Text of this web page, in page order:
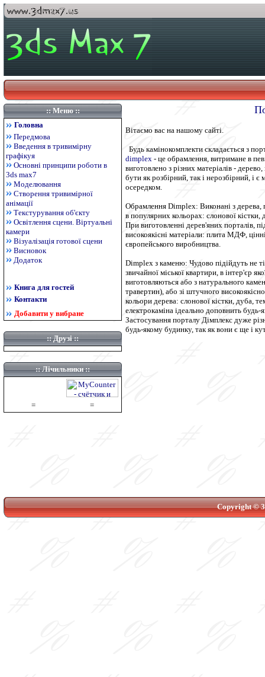
:: Меню ::
Головна
Передмова
Введення в тривимірну
графікуя
Основні принципи роботи в
3ds max7
Моделювання
Створення тривимірної
анімації
Текстурування об'єкту
Освітлення сцени. Віртуальні
камери
Візуалізація готової сцени
Висновок
Додаток
Книга для гостей
Контакти
Добавити у вибране
::Друзі::
:: Лічильники ::
= =
Вітаємо вас на нашому сайті.
Будь камінокомплекти складається з
dimplex - це обрамлення, витримане в
виготовлено з різних матеріалів -
бути як розбірний, так і нерозбірний, і
осередком.
Обрамлення Dimplex: Виконані з дерева,
в популярних кольорах: слонової
При виготовленні дерев'яних порталів,
високоякісні матеріали: плита МДФ,
європейського виробництва.
Dimplex з каменю: Чудово підійдуть не
звичайної міської квартири, в інтер'єр
виготовляються або з натурального
травертин), або зі штучного
кольори дерева: слонової кістки, дуба,
електрокаміна ідеально доповнить
Застосування порталу Дімплекс дуже
будь-якому будинку, так як вони є ще і
Copyright ©